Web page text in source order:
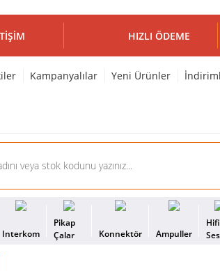
HIZLI ÖDEME
Kampanyalılar Yeni Ürünler
Interkom
Pikap
Çalar
Konnektör Ampuller
Hifi
Ses